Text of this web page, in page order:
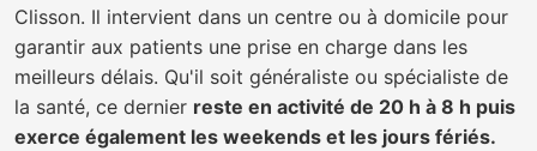
Clisson. Il intervient dans un centre ou à domicile pour
garantir aux patients une prise en charge dans les
meilleurs délais. Qu'il soit généraliste ou spécialiste de
la santé, ce dernier reste en activité de 20 h à 8 h puis
exerce également les weekends et les jours fériés.